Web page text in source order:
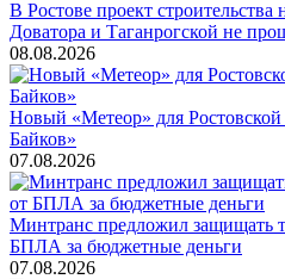
В Ростове проект
Доватора и Таганрогской не
08.08.2026
Новый «Метеор» для
Байков»
07.08.2026
Минтранс предложил защищать
БПЛА за бюджетные деньги
07.08.2026